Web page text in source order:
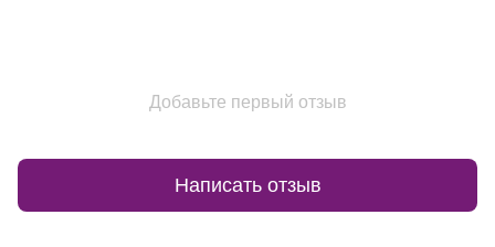
Добавьте первый отзыв
Написать отзыв